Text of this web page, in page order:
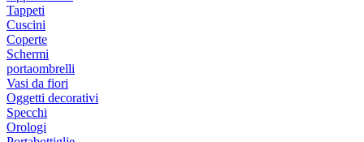
Tappeti
Cuscini
Coperte
Schermi
portaombrelli
Vasi da fiori
Oggetti decorativi
Specchi
Orologi